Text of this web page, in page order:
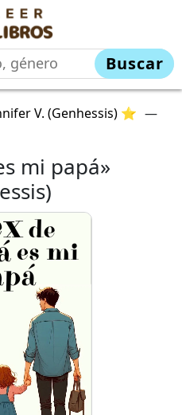
Buscar
V. (Genhessis) ⭐ —
mi papá»